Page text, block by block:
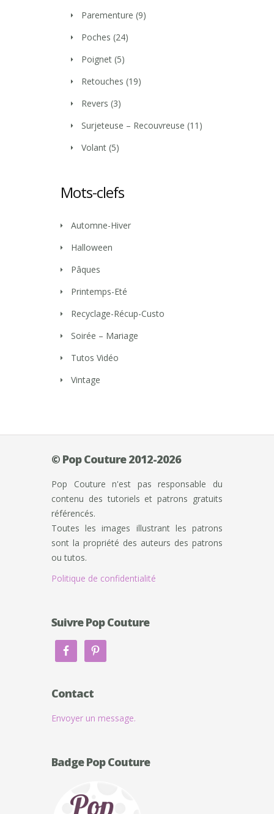
Parementure (9)
Poches (24)
Poignet (5)
Retouches (19)
Revers (3)
Surjeteuse – Recouvreuse (11)
Volant (5)
Mots-clefs
Automne-Hiver
Halloween
Pâques
Printemps-Eté
Recyclage-Récup-Custo
Soirée – Mariage
Tutos Vidéo
Vintage
© Pop Couture 2012-2026
Pop Couture n'est pas responsable du
contenu des tutoriels et patrons gratuits
référencés.
Toutes les images illustrant les patrons
sont la propriété des auteurs des patrons
ou tutos.
Politique de confidentialité
Suivre Pop Couture
Contact
Envoyer un message.
Badge Pop Couture